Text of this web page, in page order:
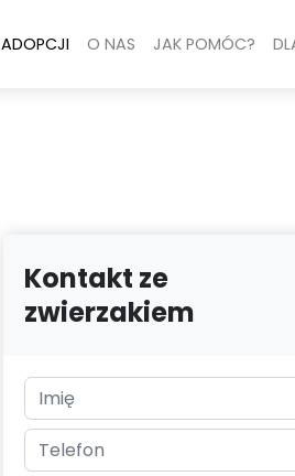
O NAS JAK POMÓC?
Kontakt ze
zwierzakiem